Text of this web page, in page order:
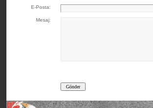
E-Posta:
Mesaj: